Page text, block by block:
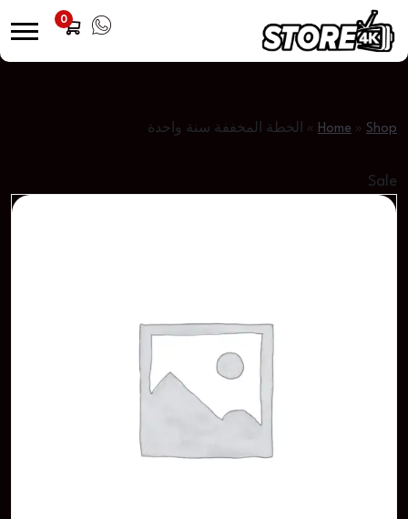
0
Home » Shop
» الخطة المخففة سنة واحدة
Sale